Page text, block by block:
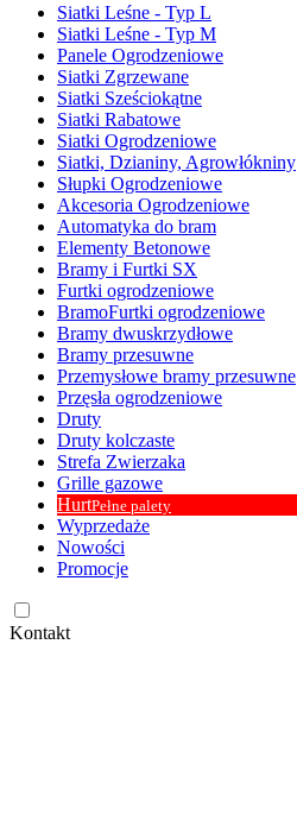
Siatki Leśne - Typ L
Siatki Leśne - Typ M
Panele Ogrodzeniowe
Siatki Zgrzewane
Siatki Sześciokątne
Siatki Rabatowe
Siatki Ogrodzeniowe
Siatki, Dzianiny, Agrowłókniny
Słupki Ogrodzeniowe
Akcesoria Ogrodzeniowe
Automatyka do bram
Elementy Betonowe
Bramy i Furtki SX
Furtki ogrodzeniowe
BramoFurtki ogrodzeniowe
Bramy dwuskrzydłowe
Bramy przesuwne
Przemysłowe bramy przesuwne
Przęsła ogrodzeniowe
Druty
Druty kolczaste
Strefa Zwierzaka
Grille gazowe
HurtPełne palety
Wyprzedaże
Nowości
Promocje
Kontakt